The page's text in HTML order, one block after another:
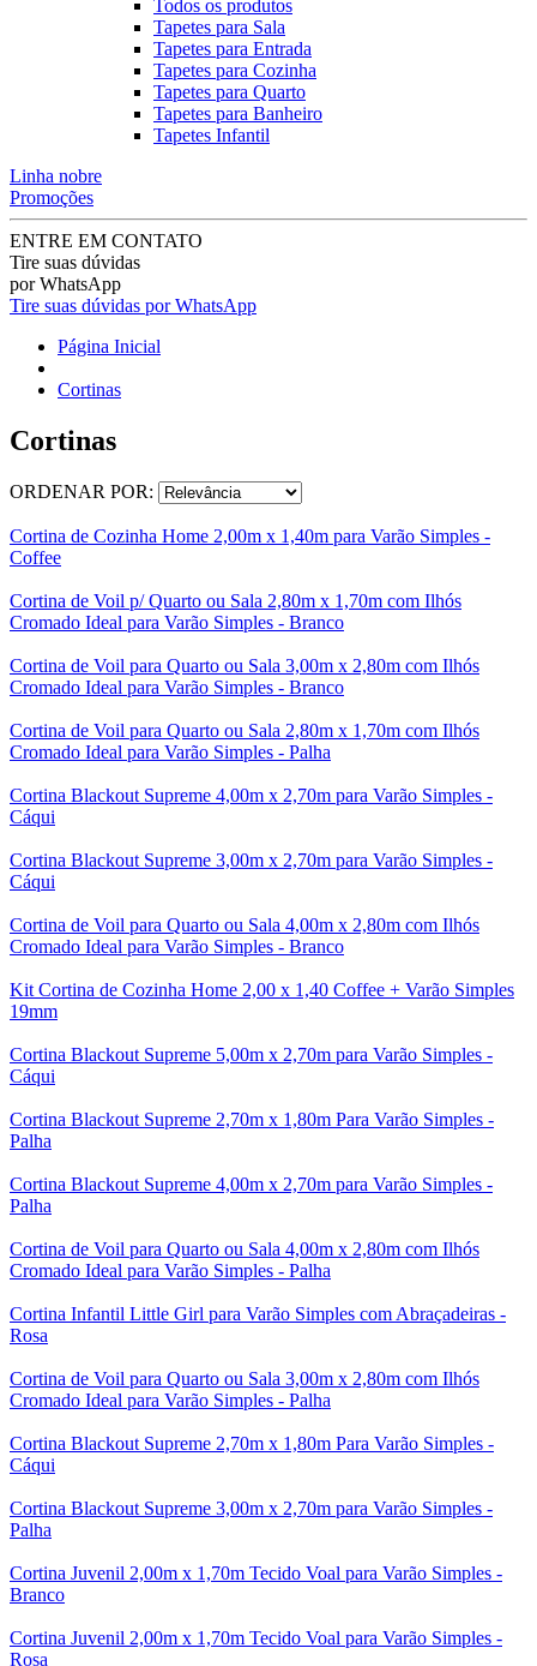
Todos os produtos
Tapetes para Sala
Tapetes para Entrada
Tapetes para Cozinha
Tapetes para Quarto
Tapetes para Banheiro
Tapetes Infantil
Linha nobre
Promoções
ENTRE EM CONTATO
Tire suas dúvidas
por WhatsApp
Tire suas dúvidas por WhatsApp
Página Inicial
Cortinas
Cortinas
ORDENAR POR:
Cortina de Cozinha Home 2,00m x 1,40m para Varão Simples -
Coffee
Cortina de Voil p/ Quarto ou Sala 2,80m x 1,70m com Ilhós
Cromado Ideal para Varão Simples - Branco
Cortina de Voil para Quarto ou Sala 3,00m x 2,80m com Ilhós
Cromado Ideal para Varão Simples - Branco
Cortina de Voil para Quarto ou Sala 2,80m x 1,70m com Ilhós
Cromado Ideal para Varão Simples - Palha
Cortina Blackout Supreme 4,00m x 2,70m para Varão Simples -
Cáqui
Cortina Blackout Supreme 3,00m x 2,70m para Varão Simples -
Cáqui
Cortina de Voil para Quarto ou Sala 4,00m x 2,80m com Ilhós
Cromado Ideal para Varão Simples - Branco
Kit Cortina de Cozinha Home 2,00 x 1,40 Coffee + Varão Simples
19mm
Cortina Blackout Supreme 5,00m x 2,70m para Varão Simples -
Cáqui
Cortina Blackout Supreme 2,70m x 1,80m Para Varão Simples -
Palha
Cortina Blackout Supreme 4,00m x 2,70m para Varão Simples -
Palha
Cortina de Voil para Quarto ou Sala 4,00m x 2,80m com Ilhós
Cromado Ideal para Varão Simples - Palha
Cortina Infantil Little Girl para Varão Simples com Abraçadeiras -
Rosa
Cortina de Voil para Quarto ou Sala 3,00m x 2,80m com Ilhós
Cromado Ideal para Varão Simples - Palha
Cortina Blackout Supreme 2,70m x 1,80m Para Varão Simples -
Cáqui
Cortina Blackout Supreme 3,00m x 2,70m para Varão Simples -
Palha
Cortina Juvenil 2,00m x 1,70m Tecido Voal para Varão Simples -
Branco
Cortina Juvenil 2,00m x 1,70m Tecido Voal para Varão Simples -
Rosa